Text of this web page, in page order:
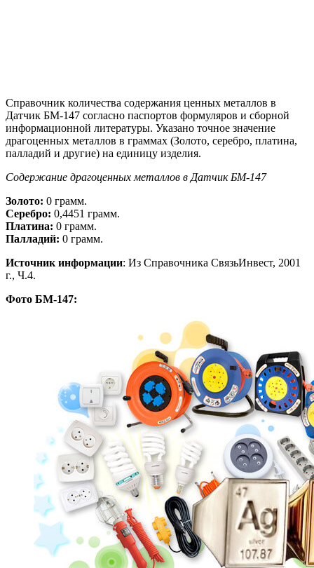
Справочник количества содержания ценных металлов в
Датчик БМ-147 согласно паспортов формуляров и сборной
информационной литературы. Указано точное значение
драгоценных металлов в граммах (Золото, серебро, платина,
палладий и другие) на единицу изделия.
Содержание драгоценных металлов в Датчик БМ-147
Золото: 0 грамм.
Серебро: 0,4451 грамм.
Платина: 0 грамм.
Палладий: 0 грамм.
Источник информации: Из Справочника СвязьИнвест, 2001
г., Ч.4.
Фото БМ-147: